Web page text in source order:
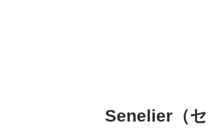
Senelier（